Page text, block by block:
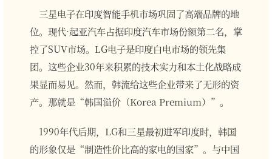
三星电子在印度智能手机市场巩固了高端品牌的地
位。现代·起亚汽车占据印度汽车市场份额第二名，掌
控了SUV市场。LG电子是印度白电市场的领先集
团。这些企业30年来积累的技术实力和本土化战略成
果显而易见。然而，韩流给这些企业带来了无形的资
产。那就是“韩国溢价（Korea Premium）”。
1990年代后期，LG和三星最初进军印度时，韩国
的形象仅是“制造性价比高的家电的国家”。与中国